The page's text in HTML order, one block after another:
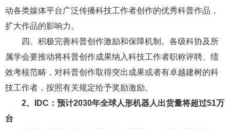
动各类媒体平台广泛传播科技工作者创作的优秀科普作品，
扩大作品的影响力。
四、积极完善科普创作激励和保障机制。各级科协及所
属学会要推动将科普创作成果纳入科技工作者职称评聘、绩
效考核范畴，对科普创作取得突出成果或者有卓越建树的科
技工作者，按照有关规定给予奖励激励。
2、
IDC：预计2030年全球人形机器人出货量将超过51万
台